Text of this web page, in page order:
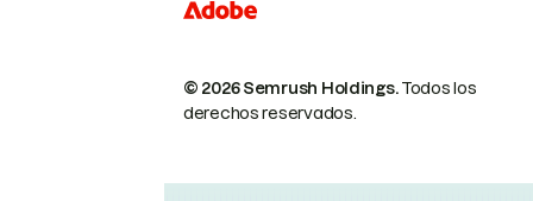
© 2026 Semrush Holdings.Todos los
derechos reservados.